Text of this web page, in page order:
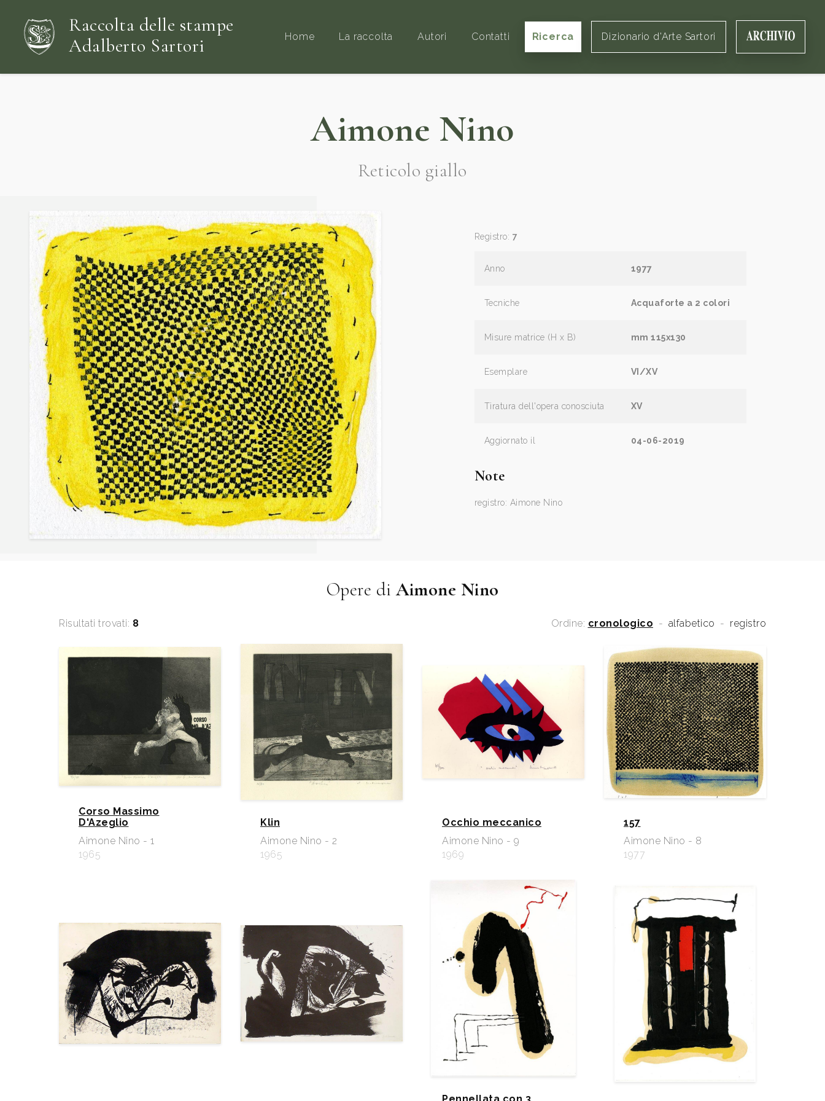
Raccolta delle stampe
Adalberto Sartori
Home La raccolta Autori Contatti Ricerca Dizionario d'Arte Sartori
Aimone Nino
Reticolo giallo
Registro: 7
Anno 1977
Tecniche Acquaforte a 2 colori
Misure matrice (H x B) mm 115x130
Esemplare VI/XV
Tiratura dell'opera conosciuta XV
Aggiornato il 04-06-2019
Note
registro: Aimone Nino
Opere diAimone Nino
Risultati trovati: 8 Ordine: cronologico - alfabetico - registro
Corso Massimo
D'Azeglio
Aimone Nino - 1
1965
Klin
Aimone Nino - 2
1965
Occhio meccanico
Aimone Nino - 9
1969
157
Aimone Nino - 8
1977
Pennellata con 3